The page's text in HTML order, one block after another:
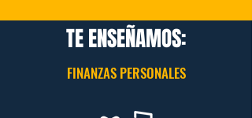
TE ENSEÑAMOS:
FINANZAS PERSONALES